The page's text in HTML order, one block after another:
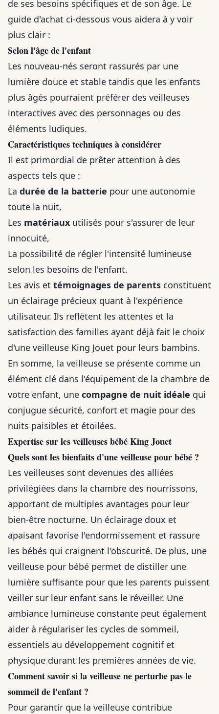
de ses besoins spécifiques et de son âge. Le
guide d'achat ci-dessous vous aidera à y voir
plus clair :
Selon l'âge de l'enfant
Les nouveau-nés seront rassurés par une
lumière douce et stable tandis que les enfants
plus âgés pourraient préférer des veilleuses
interactives avec des personnages ou des
éléments ludiques.
Caractéristiques techniques à considérer
Il est primordial de prêter attention à des
aspects tels que :
La durée de la batterie pour une autonomie
toute la nuit,
Les matériaux utilisés pour s'assurer de leur
innocuité,
La possibilité de régler l'intensité lumineuse
selon les besoins de l'enfant.
Les avis et témoignages de parents constituent
un éclairage précieux quant à l'expérience
utilisateur. Ils reflètent les attentes et la
satisfaction des familles ayant déjà fait le choix
d'une veilleuse King Jouet pour leurs bambins.
En somme, la veilleuse se présente comme un
élément clé dans l'équipement de la chambre de
votre enfant, une compagne de nuit idéale qui
conjugue sécurité, confort et magie pour des
nuits paisibles et étoilées.
Expertise sur les veilleuses bébé King Jouet
Quels sont les bienfaits d'une veilleuse pour bébé ?
Les veilleuses sont devenues des alliées
privilégiées dans la chambre des nourrissons,
apportant de multiples avantages pour leur
bien-être nocturne. Un éclairage doux et
apaisant favorise l'endormissement et rassure
les bébés qui craignent l'obscurité. De plus, une
veilleuse pour bébé permet de distiller une
lumière suffisante pour que les parents puissent
veiller sur leur enfant sans le réveiller. Une
ambiance lumineuse constante peut également
aider à régulariser les cycles de sommeil,
essentiels au développement cognitif et
physique durant les premières années de vie.
Comment savoir si la veilleuse ne perturbe pas le
sommeil de l'enfant ?
Pour garantir que la veilleuse contribue